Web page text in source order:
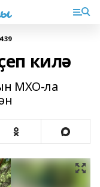
килә
МХО-ла